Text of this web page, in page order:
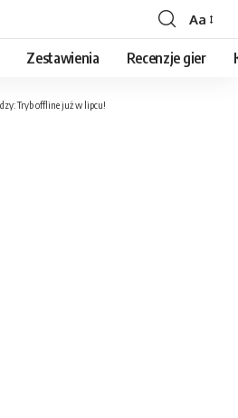
Aa
Zestawienia Recenzje gier
Tryb offline już w lipcu!